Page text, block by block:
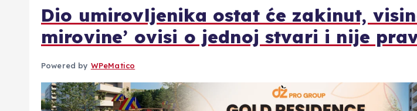
Dio umirovljenika ostat će zakinut,
mirovine’ ovisi o jednoj stvari i nije
Powered by WPeMatico